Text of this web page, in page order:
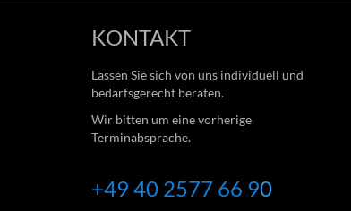
KONTAKT
Lassen Sie sich von uns individuell und
bedarfsgerecht beraten.
Wir bitten um eine vorherige
Terminabsprache.
+49 40 2577 66 90